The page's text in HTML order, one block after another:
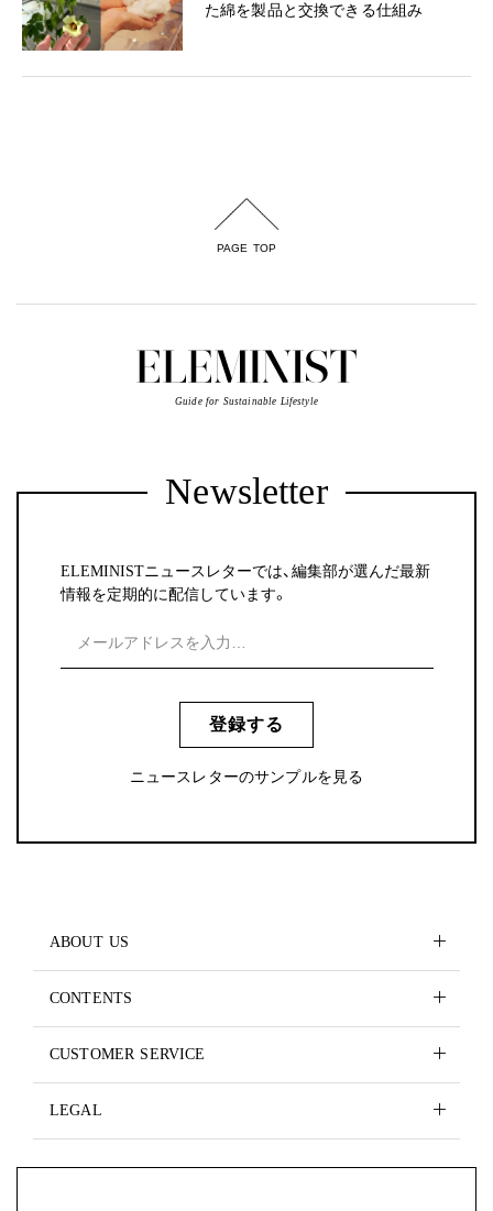
た綿を製品と交換できる仕組み
PAGE TOP
Guide for Sustainable Lifestyle
Newsletter
ELEMINISTニュースレターでは、編集部が選んだ最新
情報を定期的に配信しています。
登録する
ニュースレターのサンプルを見る
ABOUT US
CONTENTS
CUSTOMER SERVICE
LEGAL